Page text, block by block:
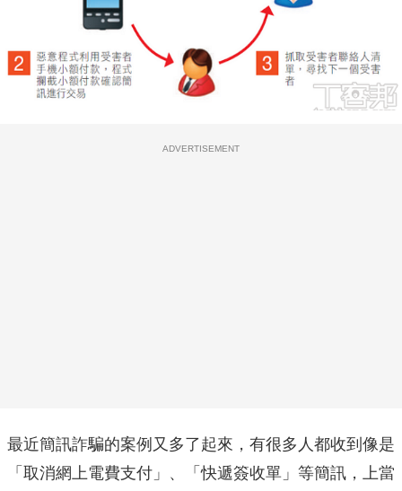
ADVERTISEMENT
最近簡訊詐騙的案例又多了起來，有很多人都收到像是
「取消網上電費支付」、「快遞簽收單」等簡訊，上當